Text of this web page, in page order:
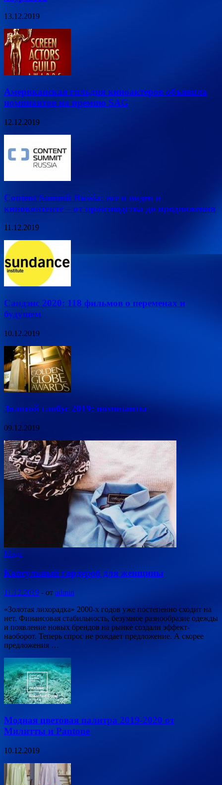
13.12.2019
Американская гильдия киноактеров объявила
номинантов на премию SAG
12.12.2019
Content Summit Russia: все о видео и
киноконтенте – от производства до продвижения
11.12.2019
Сандэнс 2020: 118 фильмов о переменах и
будущем
10.12.2019
Золотой глобус 2019: номинанты
09.12.2019
Мода
Капсульный гардероб для женщины
11.12.2019 - от admin
«Золотая лихорадка» 2000-х годов уже постепенно сходит на
нет. Финансовая стабильность, безумное разнообразие одежды
и появление новых брендов на рынке создали эффект-
наоборот. Теперь спрос не рождает предложение. А скорее
предложения …
Модная цветовая палитра 2019-2020 от
Милитты и Pantone
10.12.2019